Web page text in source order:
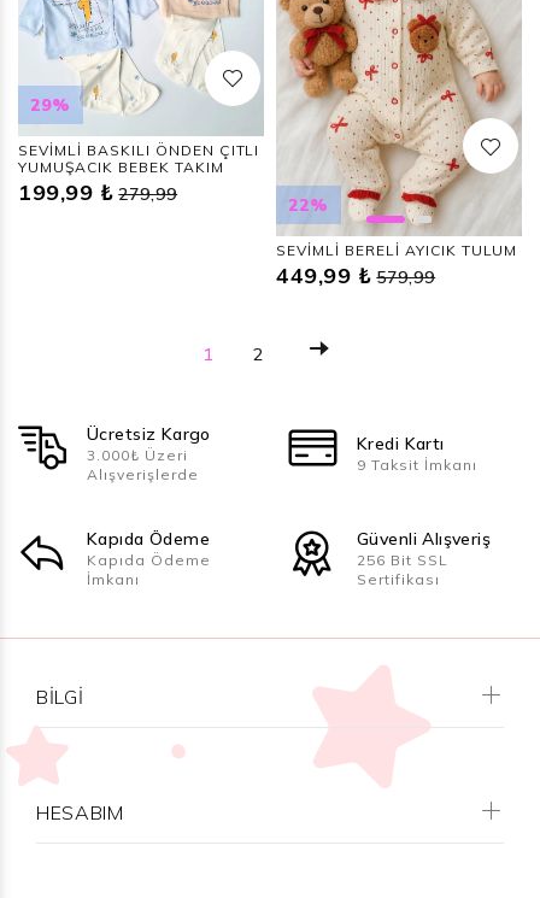
29%
SEVİMLİ BASKILI ÖNDEN ÇITLI
YUMUŞACIK BEBEK TAKIM
199,99 ₺ 279,99 22%
SEVİMLİ BERELİ AYICIK TULUM
449,99 ₺ 579,99
1 2
Ücretsiz Kargo
3.000₺ Üzeri
Alışverişlerde
Kredi Kartı
9 Taksit İmkanı
Kapıda Ödeme
Kapıda Ödeme
İmkanı
Güvenli Alışveriş
256 Bit SSL
Sertifikası
BILGI
HESABIM